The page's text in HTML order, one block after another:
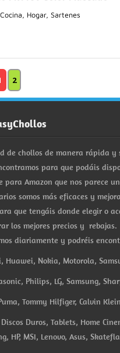
Cocina Hogar, Sartenes
2
de chollos de manera rápida y
para que podáis
Amazon que nos parece
somos más eficaces y
que tengáis donde elegir o
los mejores precios y rebajas.
diariamente y podréis
Nokia, Motorola,
Philips, LG, Samsung,
Tommy Hilfiger, Calvin
Duros, Tablets, Home
HP, MSI, Lenovo, Asus,